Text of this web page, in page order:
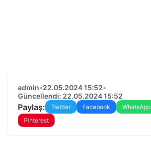
admin•22.05.2024 15:52•
Güncellendi: 22.05.2024 15:52
Paylaş: Twitter Facebook WhatsApp
Pinterest